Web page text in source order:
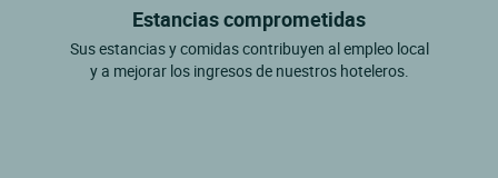
Estancias comprometidas
Sus estancias y comidas contribuyen al empleo local
y a mejorar los ingresos de nuestros hoteleros.